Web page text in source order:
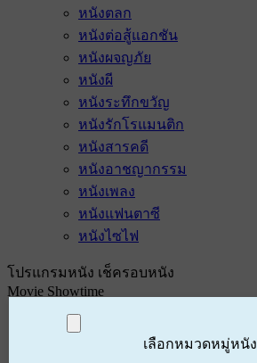
หนังตลก
หนังต่อสู้แอกชัน
หนังผจญภัย
หนังผี
หนังระทึกขวัญ
หนังรักโรแมนติก
หนังสารคดี
หนังอาชญากรรม
หนังเพลง
หนังแฟนตาซี
หนังไซไฟ
โปรแกรมหนัง เช็ครอบหนัง
Movie Showtime
เลือกหมวดหมู่หนัง